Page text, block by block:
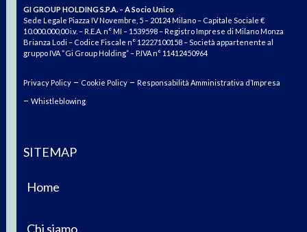
GI GROUP HOLDING S.P.A. – A Socio Unico
Sede Legale Piazza IV Novembre, 5 – 20124 Milano – Capitale Sociale €
10.000.000,00 i.v. – R.E.A. n° MI – 1539598 – Registro Imprese di Milano Monza
Brianza Lodi – Codice Fiscale n° 12227100158 – Società appartenente al
gruppo IVA “Gi Group Holding” – P.IVA n° 11412450964
Privacy Policy– Cookie Policy– Responsabilità Amministrativa d’Impresa
– Whistleblowing
SITEMAP
Home
Chi siamo